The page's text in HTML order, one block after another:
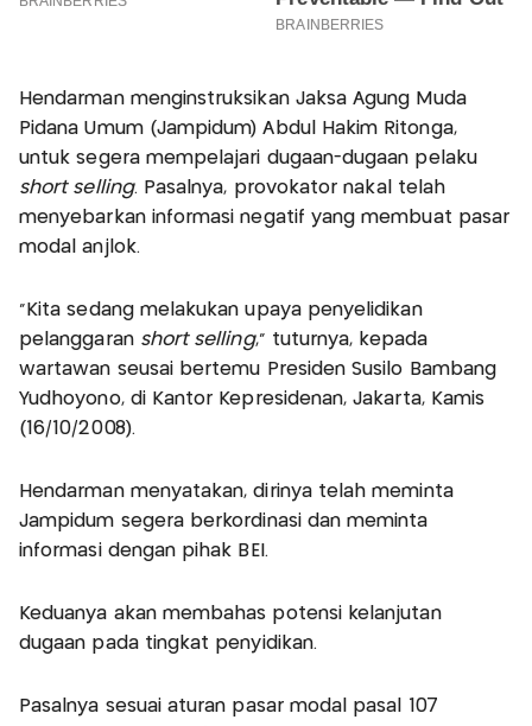
Hendarman menginstruksikan Jaksa Agung Muda
Pidana Umum (Jampidum) Abdul Hakim Ritonga,
untuk segera mempelajari dugaan-dugaan pelaku
short selling. Pasalnya, provokator nakal telah
menyebarkan informasi negatif yang membuat pasar
modal anjlok.
"Kita sedang melakukan upaya penyelidikan
pelanggaran short selling," tuturnya, kepada
wartawan seusai bertemu Presiden Susilo Bambang
Yudhoyono, di Kantor Kepresidenan, Jakarta, Kamis
(16/10/2008).
Hendarman menyatakan, dirinya telah meminta
Jampidum segera berkordinasi dan meminta
informasi dengan pihak BEI.
Keduanya akan membahas potensi kelanjutan
dugaan pada tingkat penyidikan.
Pasalnya sesuai aturan pasar modal pasal 107